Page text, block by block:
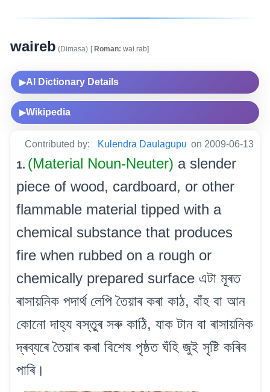
waireb (Dimasa) [Roman: wai.rab]
▶AI Dictionary Details
▶Wikipedia
Contributed by: Kulendra Daulagupu on 2009-06-13
1. (Material Noun-Neuter) a slender
piece of wood, cardboard, or other
flammable material tipped with a
chemical substance that produces
fire when rubbed on a rough or
chemically prepared surface এটা মূৰত
ৰাসায়নিক পদাৰ্থ লেপি তৈয়াৰ কৰা কাঠ, বাঁহ বা আন
কোনো দাহ্য বস্তুৰ সৰু কাঠি, যাক টান বা ৰাসায়নিক
দ্ৰব্যৰে তৈয়াৰ কৰা বিশেষ পৃষ্ঠত ঘঁহি জুই সৃষ্টি কৰিব
পাৰি।